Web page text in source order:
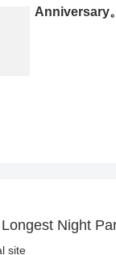
Anniversary
Longest Night
site